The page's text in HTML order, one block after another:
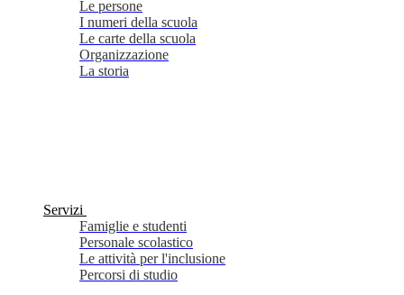
Le persone
I numeri della scuola
Le carte della scuola
Organizzazione
La storia
Servizi
Famiglie e studenti
Personale scolastico
Le attività per l'inclusione
Percorsi di studio